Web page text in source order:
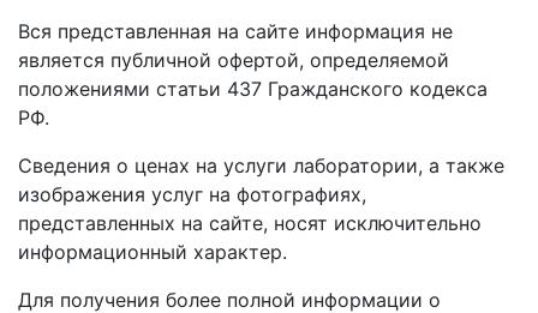
Вся представленная на сайте информация не
является публичной офертой, определяемой
положениями статьи 437 Гражданского кодекса
РФ.
Сведения о ценах на услуги лаборатории, а также
изображения услуг на фотографиях,
представленных на сайте, носят исключительно
информационный характер.
Для получения более полной информации о